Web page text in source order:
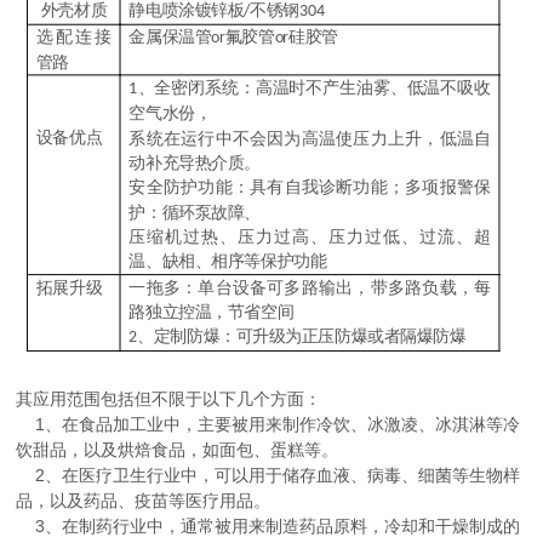
外壳材质
静电喷涂镀锌板/不锈钢 304
选配连接
管路
金属保温管or氟胶管or硅胶管
设备优点
1 、全密闭系统 ： 高温时不产生油雾、低温不吸收
空气水份，
系统在运行中不会因为高温使压力上升，低温自
动补充导热介质。
安全防护功能 ：具有自我诊断功能；多项报警保
护：循环泵故障、
压缩机过热、压力过高、压力过低、过流、超
温、缺相、相序等保护功能
拓展升级
一拖多：单台设备可多路输出，带多路负载，每
路独立控温，节省空间
2、定制防爆：可升级为正压防爆或者隔爆防爆
其应用范围包括但不限于以下几个方面：
1、在食品加工业中，主要被用来制作冷饮、冰激凌、冰淇淋等冷
饮甜品，以及烘焙食品，如面包、蛋糕等。
2、在医疗卫生行业中，可以用于储存血液、病毒、细菌等生物样
品，以及药品、疫苗等医疗用品。
3、在制药行业中，通常被用来制造药品原料，冷却和干燥制成的